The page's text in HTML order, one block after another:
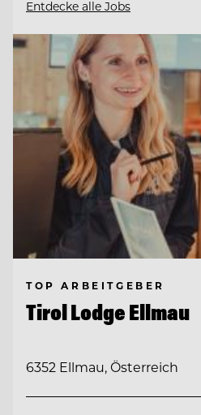
Entdecke alle Jobs
TOP ARBEITGEBER
Tirol Lodge Ellmau
6352 Ellmau, Österreich